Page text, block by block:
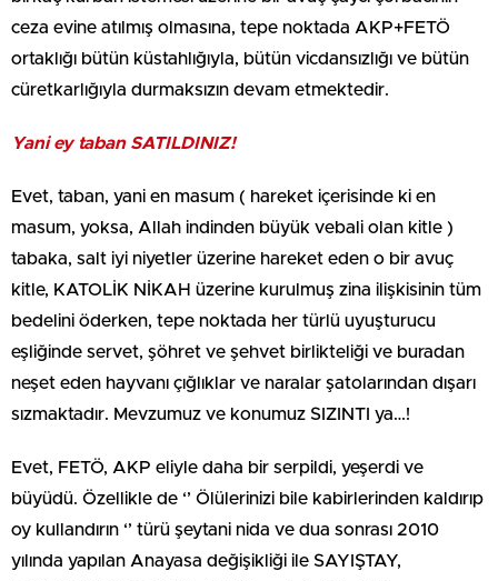
ceza evine atılmış olmasına, tepe noktada AKP+FETÖ
ortaklığı bütün küstahlığıyla, bütün vicdansızlığı ve bütün
cüretkarlığıyla durmaksızın devam etmektedir.
Yani ey taban SATILDINIZ!
Evet, taban, yani en masum ( hareket içerisinde ki en
masum, yoksa, Allah indinden büyük vebali olan kitle )
tabaka, salt iyi niyetler üzerine hareket eden o bir avuç
kitle, KATOLİK NİKAH üzerine kurulmuş zina ilişkisinin tüm
bedelini öderken, tepe noktada her türlü uyuşturucu
eşliğinde servet, şöhret ve şehvet birlikteliği ve buradan
neşet eden hayvanı çığlıklar ve naralar şatolarından dışarı
sızmaktadır. Mevzumuz ve konumuz SIZINTI ya…!
Evet, FETÖ, AKP eliyle daha bir serpildi, yeşerdi ve
büyüdü. Özellikle de ‘’ Ölülerinizi bile kabirlerinden kaldırıp
oy kullandırın ‘’ türü şeytani nida ve dua sonrası 2010
yılında yapılan Anayasa değişikliği ile SAYIŞTAY,